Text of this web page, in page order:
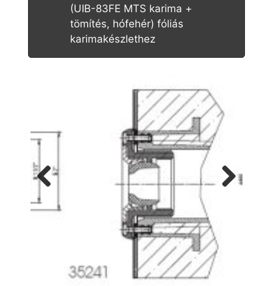
(UIB-83FE MTS karima +
tömítés, hófehér) fóliás
karimakészlethez
Previ
ous